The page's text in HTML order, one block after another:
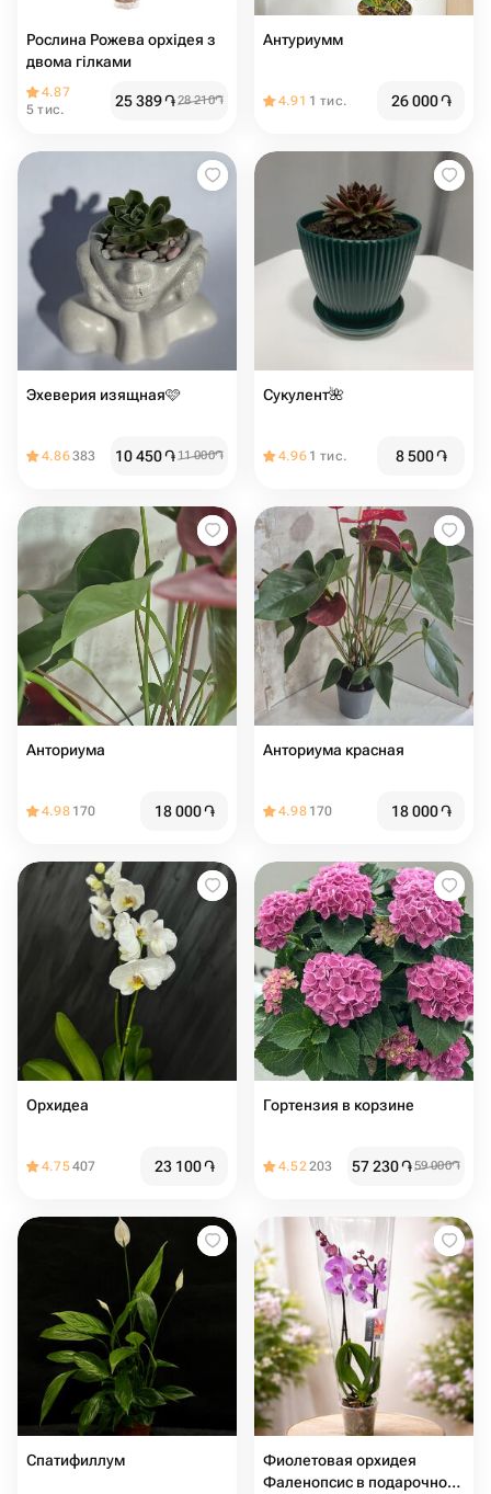
Рослина Рожева орхідея з
двома гілками
4.87
5 тис.
25 389֏28 210֏
Антуриумм
4.91 1 тис. 26 000֏
Эхеверия изящная🩷
4.86383 10 450֏11 000֏
Сукулент🌺
4.96 1 тис. 8 500֏
Анториума
4.98 170 18 000֏
Анториума красная
4.98 170 18 000֏
Орхидеа
4.75407 23 100֏
Гортензия в корзине
4.52203 57 230֏59 000֏
Спатифиллум
Фиолетовая орхидея
Фаленопсис в подарочной